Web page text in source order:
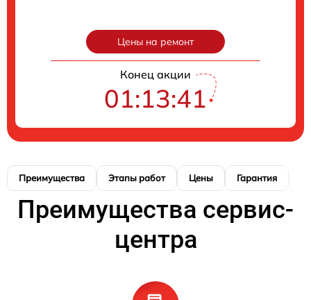
Цены на ремонт
Конец акции
01:13:40
Преимущества Этапы работ Цены Гарантия
Преимущества сервис-
центра